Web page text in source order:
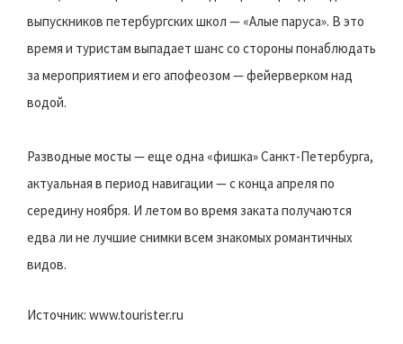
выпускников петербургских школ — «Алые паруса». В это
время и туристам выпадает шанс со стороны понаблюдать
за мероприятием и его апофеозом — фейерверком над
водой.
Разводные мосты — еще одна «фишка» Санкт-Петербурга,
актуальная в период навигации — с конца апреля по
середину ноября. И летом во время заката получаются
едва ли не лучшие снимки всем знакомых романтичных
видов.
Источник: www.tourister.ru